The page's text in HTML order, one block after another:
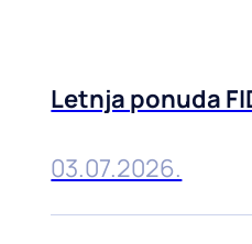
Letnja ponuda
03.07.2026.